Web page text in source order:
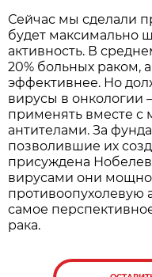
Сейчас мы сделали
будет максимально
активность. В
20% больных раком,
эффективнее. Но
вирусы в онкологии
применять вместе с
антителами. За
позволившие их
присуждена
вирусами они
противоопухолевую
самое
рака.